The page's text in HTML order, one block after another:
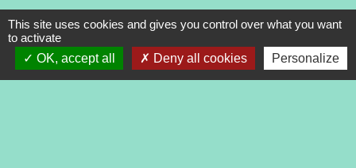
Contacts
This site uses cookies and gives you control over what you want
to activate
OK, accept all
Deny all cookies Personalize